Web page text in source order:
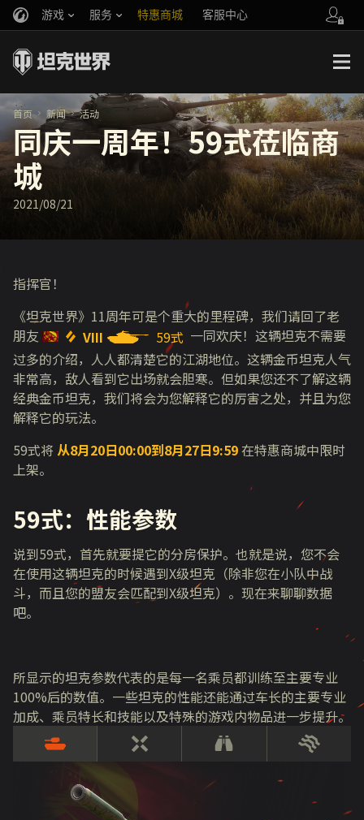
游戏 服务 特惠商城 客服中心
你好，吾久
万圣节
《以战止战》
官方自媒体
首页 新闻 活动
同庆一周年！59式莅临商
城
2021/08/21
指挥官！
《坦克世界》 11周年可是个重大的里程碑，我们请回了老
朋友
VIII 59式 一同欢庆！这辆坦克不需要
过多的介绍，人人都清楚它的江湖地位。这辆金币坦克人气
非常高，敌人看到它出场就会胆寒。但如果您还不了解这辆
经典金币坦克，我们将会为您解释它的厉害之处，并且为您
解释它的玩法。
59式将 从8月20日00:00到8月27日9:59在特惠商城中限时
上架。
59式：性能参数
说到59式，首先就要提它的分房保护。也就是说，您不会
在使用这辆坦克的时候遇到X级坦克（除非您在小队中战
斗，而且您的盟友会匹配到X级坦克）。现在来聊聊数据
吧。
所显示的坦克参数代表的是每一名乘员都训练至主要专业
100%后的数值。一些坦克的性能还能通过车长的主要专业
加成、乘员特长和技能以及特殊的游戏内物品进一步提升。